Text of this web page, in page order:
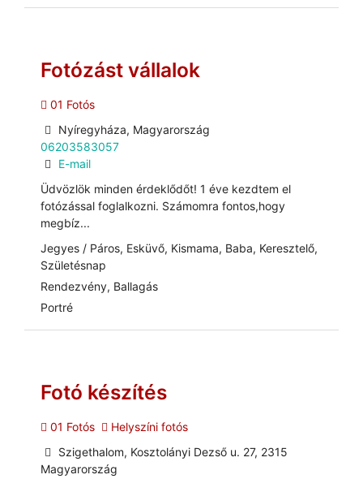
Fotózást vállalok
01 Fotós
Nyíregyháza, Magyarország
06203583057
E-mail
Üdvözlök minden érdeklődőt! 1 éve kezdtem el
fotózással foglalkozni. Számomra fontos,hogy
megbíz...
Jegyes / Páros, Esküvő, Kismama, Baba, Keresztelő,
Születésnap
Rendezvény, Ballagás
Portré
Fotó készítés
01 Fotós
Helyszíni fotós
Szigethalom, Kosztolányi Dezső u. 27, 2315
Magyarország